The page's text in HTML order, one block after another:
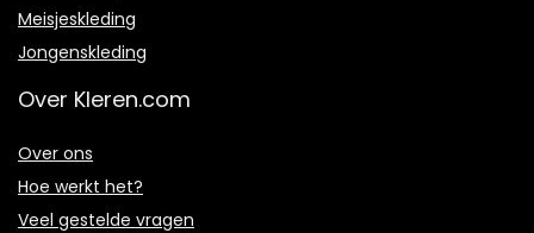
Meisjeskleding
Jongenskleding
Over Kleren.com
Over ons
Hoe werkt het?
Veel gestelde vragen